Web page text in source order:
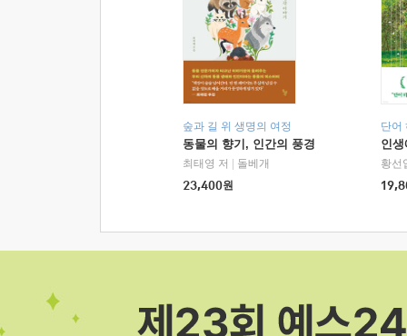
숲과 길 위 생명의 여정
동물의 향기, 인간의 풍경
최태영 저
돌베개
23,400원
단어
인
황선